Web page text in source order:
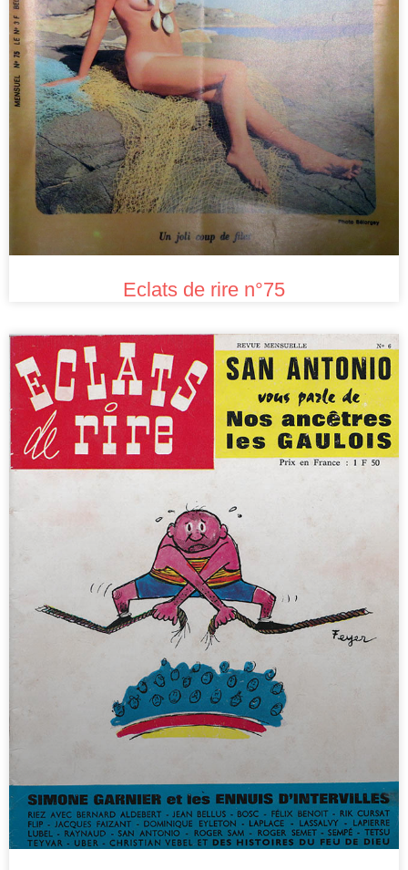
Eclats de rire n°75